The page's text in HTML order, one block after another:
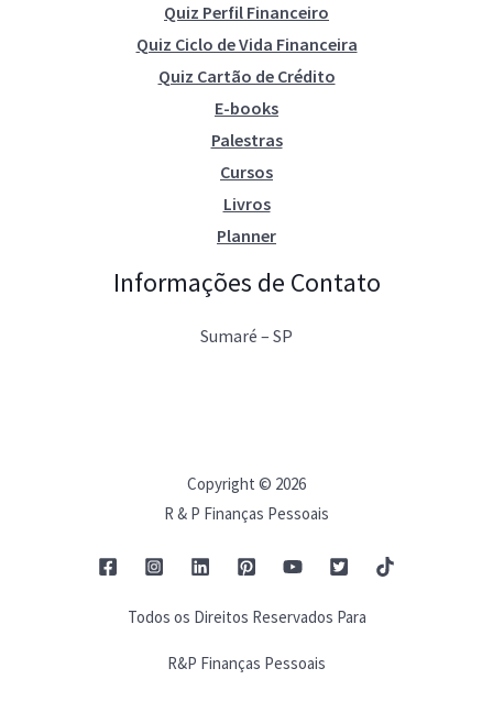
Quiz Perfil Financeiro
Quiz Ciclo de Vida Financeira
Quiz Cartão de Crédito
E-books
Palestras
Cursos
Livros
Planner
Informações de Contato
Sumaré – SP
Copyright © 2026
R & P Finanças Pessoais
Todos os Direitos Reservados Para
R&P Finanças Pessoais